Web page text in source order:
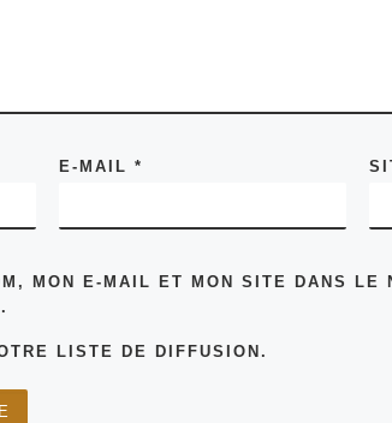
E-MAIL*
MON E-MAIL ET MON SITE DANS LE
LISTE DE DIFFUSION.